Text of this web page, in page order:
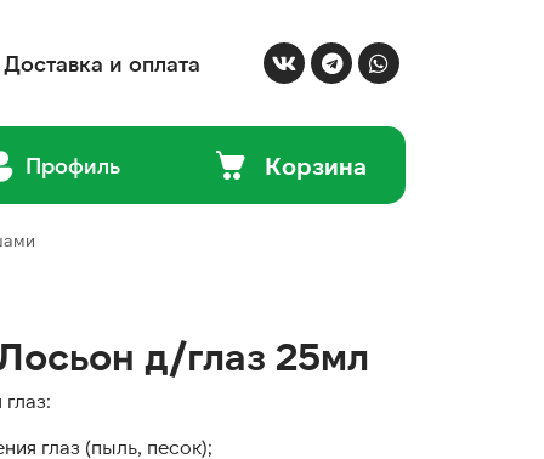
Доставка и оплата
Профиль Корзина
д/глаз 25мл
глаз (пыль, песок);